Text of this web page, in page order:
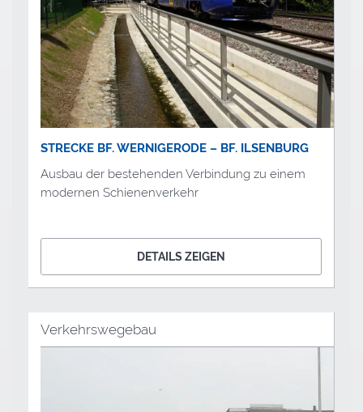
STRECKE BF. WERNIGERODE – BF. ILSENBURG
Ausbau der bestehenden Verbindung zu einem
modernen Schienenverkehr
DETAILS ZEIGEN
Verkehrswegebau